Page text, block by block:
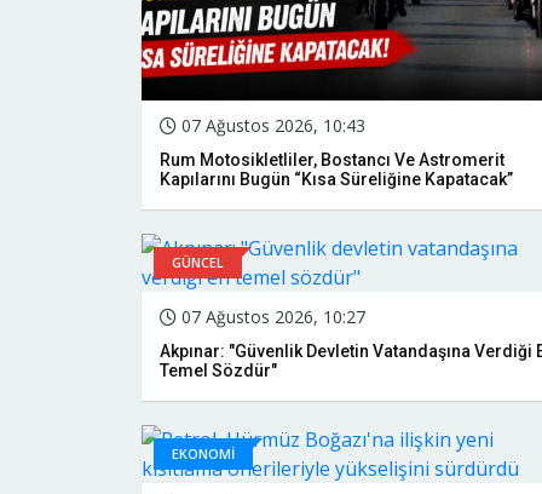
07 Ağustos 2026, 10:43
Rum Motosikletliler, Bostancı Ve Astromerit
Kapılarını Bugün “kısa Süreliğine Kapatacak”
GÜNCEL
07 Ağustos 2026, 10:27
Akpınar: "Güvenlik Devletin Vatandaşına Verdiği
Temel Sözdür"
EKONOMİ